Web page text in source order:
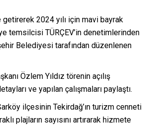
2024 yılı için mavi bayrak
temsilcisi TÜRÇEV’in denetimlerinden
Belediyesi tarafından düzenlenen
Özlem Yıldız törenin açılış
ve yapılan çalışmaları paylaştı.
ilçesinin Tekirdağ’ın turizm cenneti
plajların sayısını artırarak hizmete